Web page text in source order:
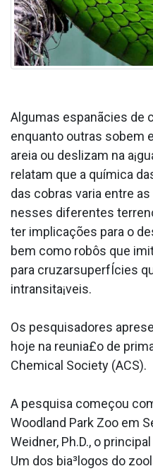
Algumas espanãcies de
enquanto outras sobem
areia ou deslizam na
relatam que a química
das cobras varia entre
nesses diferentes
ter implicações para o
bem como robôs que
para cruzarsuperfÍcies
intransita¡veis.
Os pesquisadores
hoje na reunia£o de
Chemical Society (ACS).
A pesquisa começou
Woodland Park Zoo em
Weidner, Ph.D., o
Um dos bia³logos do